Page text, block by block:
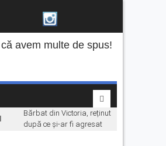
Bărbat din Victoria, reținut
după ce și-ar fi agresat